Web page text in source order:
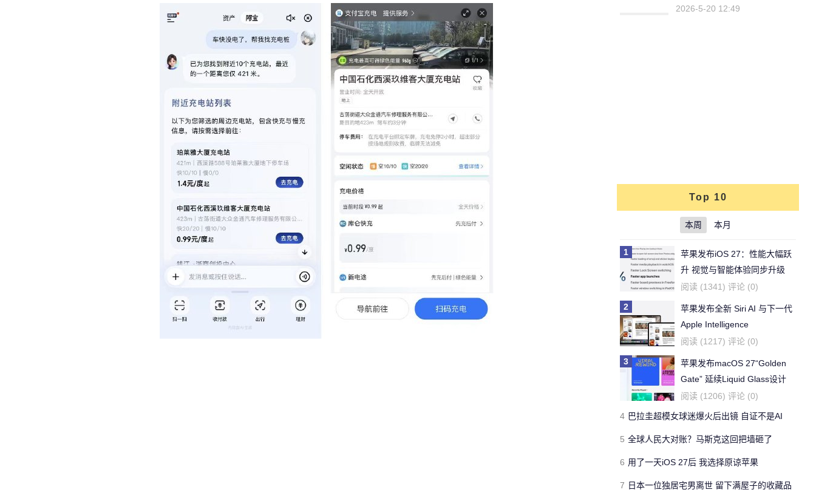
2026-5-20 12:49
Top 10
本周 本月
1
苹果发布iOS 27：性能大幅跃
升 视觉与智能体验同步升级
阅读 (1341) 评论 (0)
2
苹果发布全新 Siri AI 与下一代
Apple Intelligence
阅读 (1217) 评论 (0)
3
苹果发布macOS 27“Golden
Gate” 延续Liquid Glass设计
全面淘汰英特尔架构
阅读 (1206) 评论 (0)
4 巴拉圭超模女球迷爆火后出镜 自证不是AI
5 全球人民大对账？马斯克这回把墙砸了
6 用了一天iOS 27后 我选择原谅苹果
7 日本一位独居宅男离世 留下满屋子的收藏品